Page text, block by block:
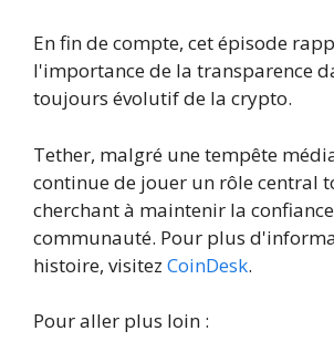
En fin de compte, cet épisode
l'importance de la transparence
toujours évolutif de la crypto.
Tether, malgré une tempête
continue de jouer un rôle central
cherchant à maintenir la
communauté. Pour plus
histoire, visitez CoinDesk.
Pour aller plus loin :